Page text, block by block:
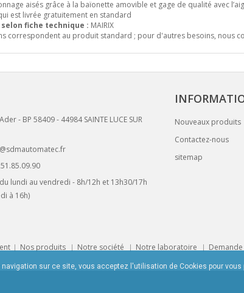
aisés grâce à la baïonette amovible et gage de qualité avec
est livrée gratuitement en standard
fiche technique : MAIRIX
correspondent au produit standard ; pour d'autres besoins, nous
- BP 58409 - 44984 SAINTE LUCE SUR
lundi au vendredi - 8h/12h et 13h30/17h
à 16h)
Nouveaux produits
Contactez-nous
sitemap
Nos produits Notre société Notre laboratoire
navigation sur ce site, vous acceptez l'utilisation de Cookies pour